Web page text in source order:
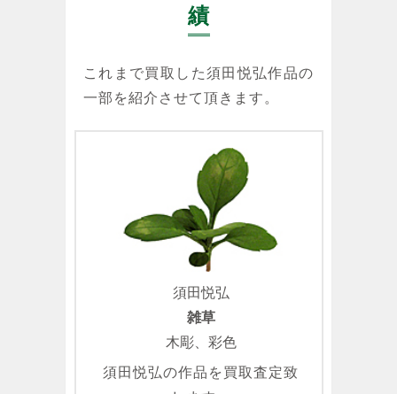
績
これまで買取した須田悦弘作品の
一部を紹介させて頂きます。
須田悦弘
雑草
木彫、彩色
須田悦弘の作品を買取査定致